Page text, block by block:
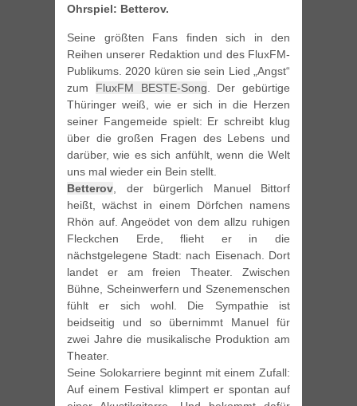
Ohrspiel: Betterov.
Seine größten Fans finden sich in den
Reihen unserer Redaktion und des FluxFM-
Publikums. 2020 küren sie sein Lied „Angst“
zum FluxFM BESTE-Song. Der gebürtige
Thüringer weiß, wie er sich in die Herzen
seiner Fangemeide spielt: Er schreibt klug
über die großen Fragen des Lebens und
darüber, wie es sich anfühlt, wenn die Welt
uns mal wieder ein Bein stellt.
Betterov, der bürgerlich Manuel Bittorf
heißt, wächst in einem Dörfchen namens
Rhön auf. Angeödet von dem allzu ruhigen
Fleckchen Erde, flieht er in die
nächstgelegene Stadt: nach Eisenach. Dort
landet er am freien Theater. Zwischen
Bühne, Scheinwerfern und Szenemenschen
fühlt er sich wohl. Die Sympathie ist
beidseitig und so übernimmt Manuel für
zwei Jahre die musikalische Produktion am
Theater.
Seine Solokarriere beginnt mit einem Zufall:
Auf einem Festival klimpert er spontan auf